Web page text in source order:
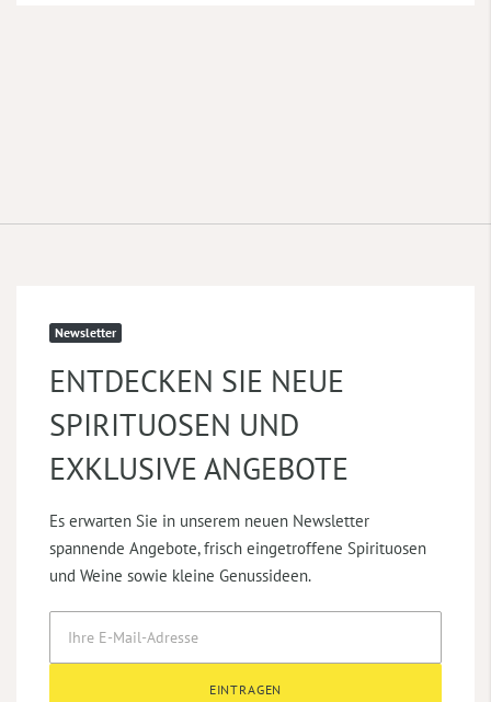
Newsletter
ENTDECKEN SIE NEUE
SPIRITUOSEN UND
EXKLUSIVE ANGEBOTE
Es erwarten Sie in unserem neuen Newsletter
spannende Angebote, frisch eingetroffene Spirituosen
und Weine sowie kleine Genussideen.
EINTRAGEN